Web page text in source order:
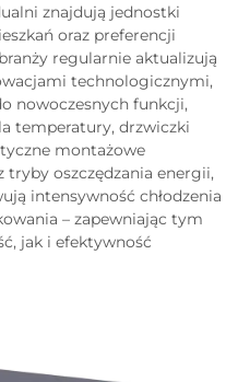
znajdują jednostki
oraz preferencji
regularnie aktualizują
technologicznymi,
nowoczesnych funkcji,
temperatury, drzwiczki
montażowe
tryby oszczędzania energii,
intensywność chłodzenia
– zapewniając tym
jak i efektywność